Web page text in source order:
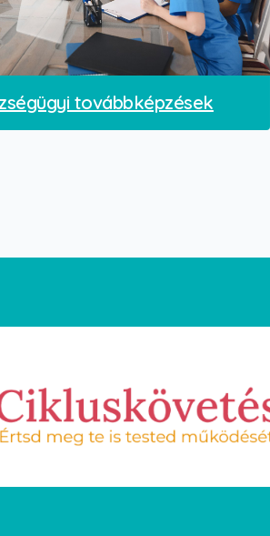
továbbképzések